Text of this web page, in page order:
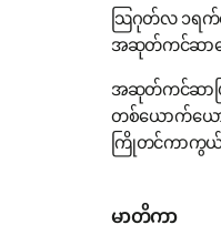
သြဂုတ်လ ၁ရက်န
အဆုတ်ကင်ဆာရ
အဆုတ်ကင်ဆာဖ
တစ်ယောက်ယေ
ကြိုတင်ကာကွယ်
မာတိကာ